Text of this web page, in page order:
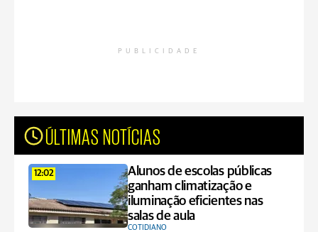
PUBLICIDADE
ÚLTIMAS NOTÍCIAS
12:02
Alunos de escolas públicas
ganham climatização e
iluminação eficientes nas
salas de aula
COTIDIANO